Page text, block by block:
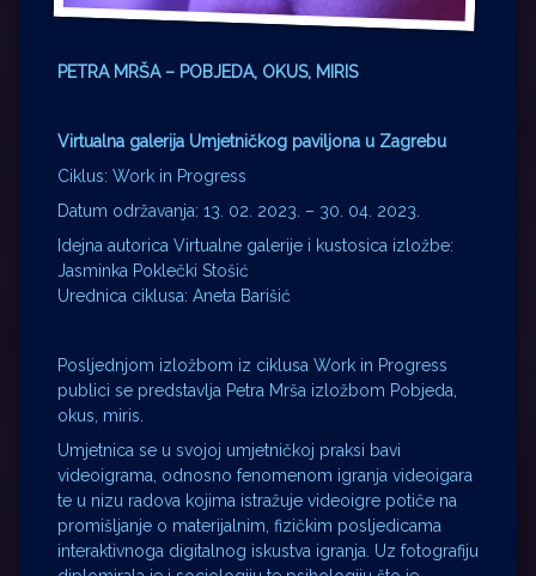
Miroslav Šantek
PETRA MRŠA – POBJEDA, OKUS, MIRIS
Virtualna galerija Umjetničkog paviljona u Zagrebu
Ciklus: Work in Progress
Datum održavanja: 13. 02. 2023. – 30. 04. 2023.
Idejna autorica Virtualne galerije i kustosica izložbe:
Jasminka Poklečki Stošić
Urednica ciklusa: Aneta Barišić
Posljednjom izložbom iz ciklusa Work in Progress
publici se predstavlja Petra Mrša izložbom Pobjeda,
okus, miris.
Umjetnica se u svojoj umjetničkoj praksi bavi
videoigrama, odnosno fenomenom igranja videoigara
te u nizu radova kojima istražuje videoigre potiče na
promišljanje o materijalnim, fizičkim posljedicama
interaktivnoga digitalnog iskustva igranja. Uz fotografiju